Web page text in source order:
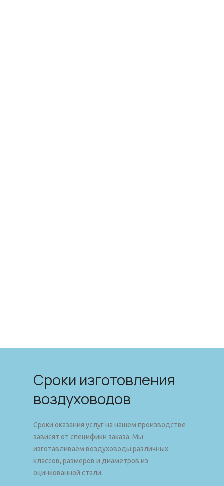
Сроки изготовления
воздуховодов
Сроки оказания услуг на нашем производстве
зависят от специфики заказа. Мы
изготавливаем воздуховоды различных
классов, размеров и диаметров из
оцинкованной стали.